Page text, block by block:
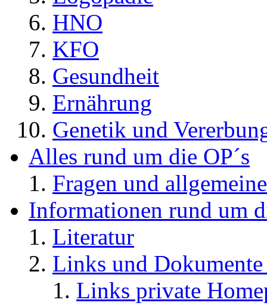
HNO
KFO
Gesundheit
Ernährung
Genetik und
Alles rund um die OP´s
Fragen und
Informationen rund um
Literatur
Links und
Links private